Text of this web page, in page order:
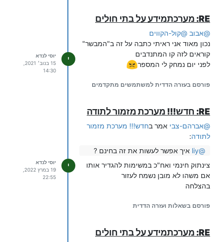
RE: מערכתמידע על בתי חולים
@אבוב @קול-הקווים
נכון מאוד אני ראיתי כתבה על זה ב"המבשר"
קוראים לזה קו המתנדבים
לפני יום נמחק לי המספר
פורסם בעזרה הדדית למשתמשים מתקדמים
י
יוסי לנדא
14:30
RE: חדש!!! מערכת מזמור לתודה
@אברהם-צבי אמר בחדש!!! מערכת מזמור
לתודה:
@
liy איך אפשר לעשות את זה בחינם ?
צינתוק חינמי ואח"כ במשימות להגדיר אותו
אם משהו לא מובן נשמח לעזור
בהצלחה
פורסם בשאלות ועזרה הדדית
י
יוסי לנדא
19 במרץ 2022,
22:55
RE: מערכתמידע על בתי חולים